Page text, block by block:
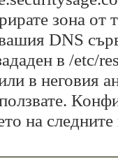
зона от
DNS
в /etc/
в неговия
на